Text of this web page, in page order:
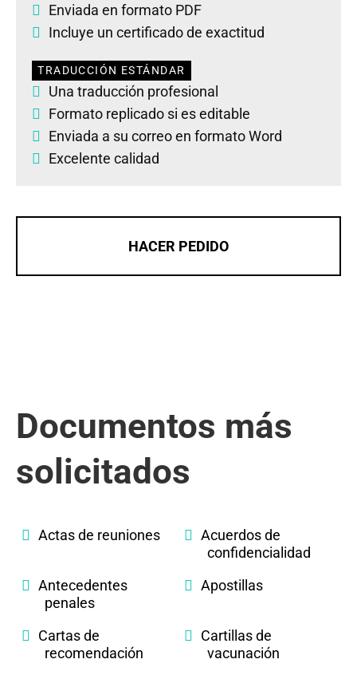
Enviada en formato PDF
Incluye un certificado de exactitud
TRADUCCIÓN ESTÁNDAR
Una traducción profesional
Formato replicado si es editable
Enviada a su correo en formato Word
Excelente calidad
HACER PEDIDO
Documentos más
solicitados
Actas de reuniones
Acuerdos de
confidencialidad
Antecedentes
penales
Apostillas
Cartas de
recomendación
Cartillas de
vacunación